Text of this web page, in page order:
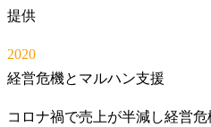
提供
2020
経営危機とマルハン支援
コロナ禍で売上が半減し経営